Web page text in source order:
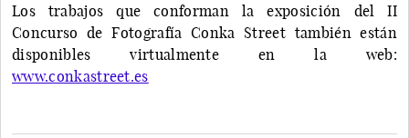
Los trabajos que conforman la exposición del II
Concurso de Fotografía Conka Street también están
disponibles virtualmente en la web:
www.conkastreet.es